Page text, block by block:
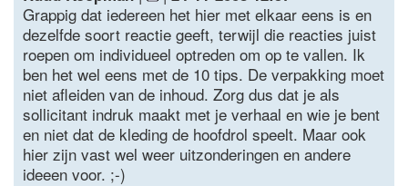
Grappig dat iedereen het hier met elkaar eens is en
dezelfde soort reactie geeft, terwijl die reacties juist
roepen om individueel optreden om op te vallen. Ik
ben het wel eens met de 10 tips. De verpakking moet
niet afleiden van de inhoud. Zorg dus dat je als
sollicitant indruk maakt met je verhaal en wie je bent
en niet dat de kleding de hoofdrol speelt. Maar ook
hier zijn vast wel weer uitzonderingen en andere
ideeen voor. ;-)